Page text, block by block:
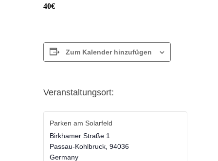
40€
Zum Kalender hinzufügen
Veranstaltungsort:
Parken am Solarfeld
Birkhamer Straße 1
Passau-Kohlbruck, 94036
Germany